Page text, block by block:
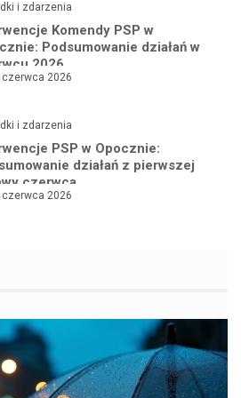
i zdarzenia
Komendy PSP w
Podsumowanie działań w
2026
czerwca 2026
i zdarzenia
PSP w Opocznie:
działań z pierwszej
czerwca
czerwca 2026